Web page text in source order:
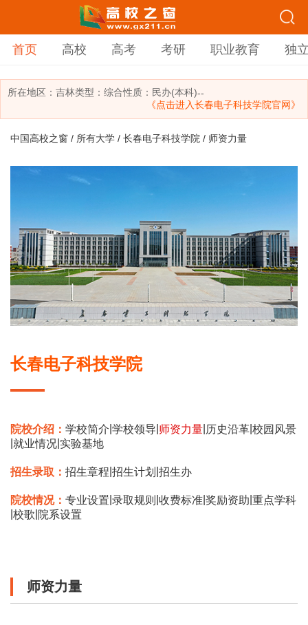
首页 高校 高考 考研 职业教育 独
所在地区： 吉林类型： 综合性质：民办(本科)--
《点击进入长春电子科技学院官网》
中国高校之窗 / 所有大学 / 长春电子科技学院 / 师资力量
长春电子科技学院
院校介绍： 学校简介 学校领导 师资力量 历史沿革 校园风景
就业情况 实验基地
招生录取： 招生章程 招生计划 招生办
院校情况： 专业设置 录取规则 收费标准 奖励资助 重点学科
校歌 院系设置
师资力量